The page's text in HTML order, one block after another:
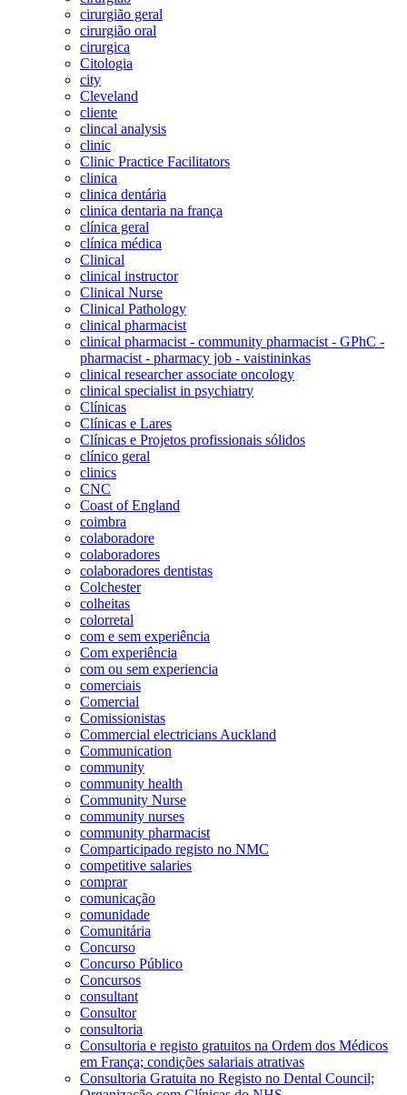
cirurgião geral
cirurgião oral
cirurgica
Citologia
city
Cleveland
cliente
clincal analysis
clinic
Clinic Practice Facilitators
clinica
clinica dentária
clinica dentaria na frança
clínica geral
clínica médica
Clinical
clinical instructor
Clinical Nurse
Clinical Pathology
clinical pharmacist
clinical pharmacist - community pharmacist - GPhC -
pharmacist - pharmacy job - vaistininkas
clinical researcher associate oncology
clinical specialist in psychiatry
Clínicas
Clínicas e Lares
Clínicas e Projetos profissionais sólidos
clínico geral
clinics
CNC
Coast of England
coimbra
colaboradore
colaboradores
colaboradores dentistas
Colchester
colheitas
colorretal
com e sem experiência
Com experiência
com ou sem experiencia
comerciais
Comercial
Comissionistas
Commercial electricians Auckland
Communication
community
community health
Community Nurse
community nurses
community pharmacist
Comparticipado registo no NMC
competitive salaries
comprar
comunicação
comunidade
Comunitária
Concurso
Concurso Público
Concursos
consultant
Consultor
consultoria
Consultoria e registo gratuitos na Ordem dos Médicos
em França; condições salariais atrativas
Consultoria Gratuita no Registo no Dental Council;